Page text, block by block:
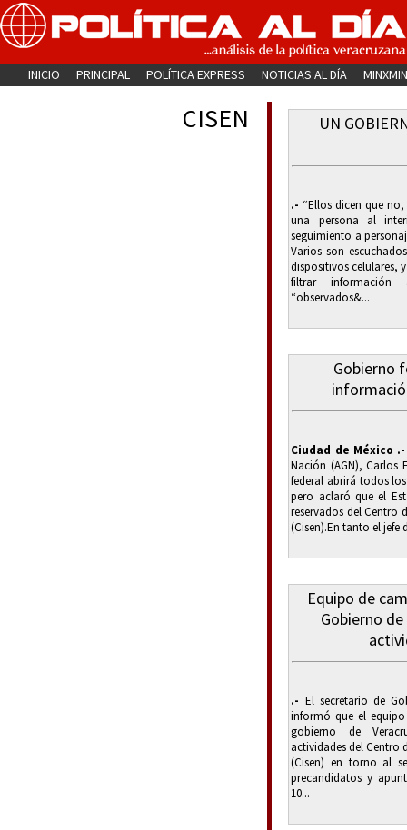
INICIO PRINCIPAL POLÍTICA EXPRESS NOTICIAS AL DÍA
CISEN UN
.- “Ellos dicen que
una persona al
seguimiento a
Varios son
dispositivos celulares,
filtrar
“observados&...
Gobierno
Ciudad de México .-
Nación (AGN), Carlos
federal abrirá todos
pero aclaró que el
reservados del Centro
(Cisen).En tanto el jefe
Equipo de
Gobierno
.- El secretario de
informó que el
gobierno de
actividades del Centro
(Cisen) en torno al
precandidatos y
10...